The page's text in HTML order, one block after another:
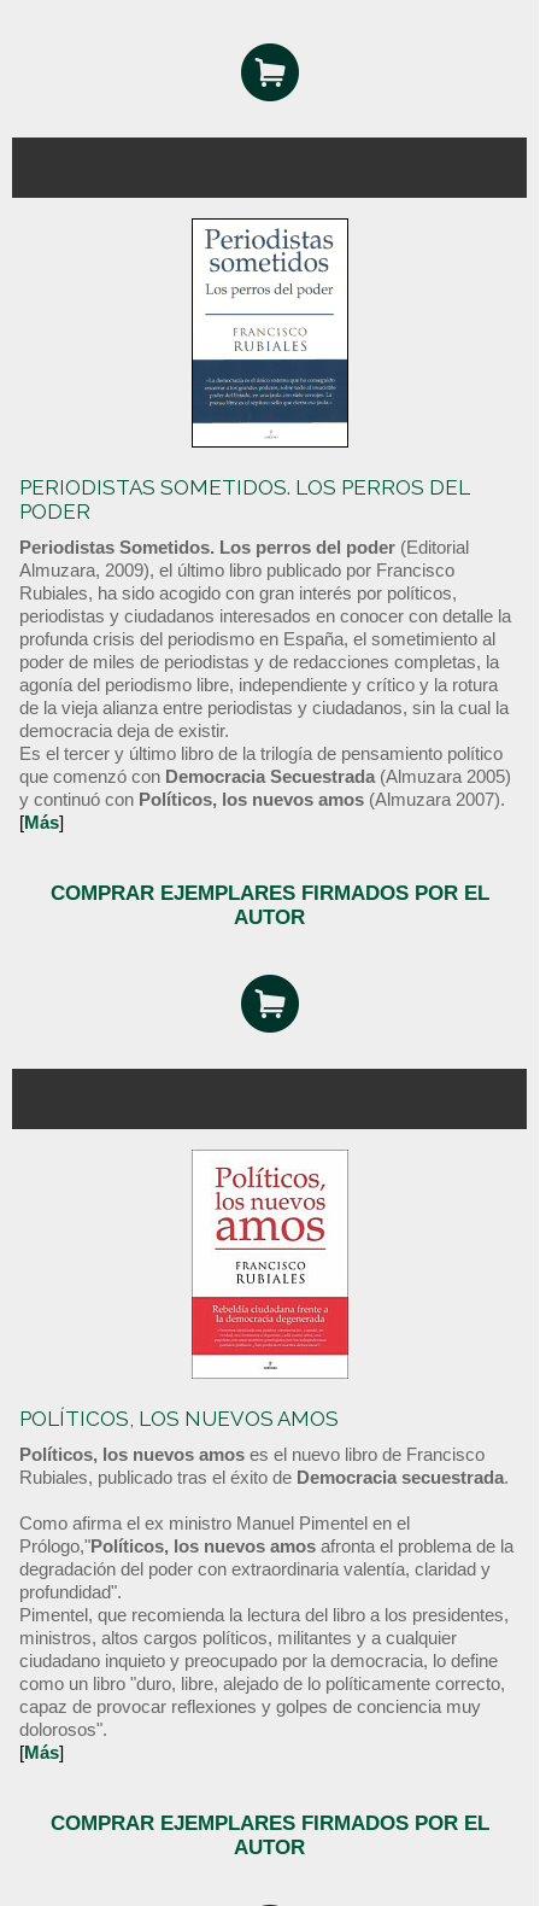
PERIODISTAS SOMETIDOS. LOS PERROS DEL
PODER
Periodistas Sometidos. Los perros del poder (Editorial
Almuzara, 2009), el último libro publicado por Francisco
Rubiales, ha sido acogido con gran interés por políticos,
periodistas y ciudadanos interesados en conocer con detalle la
profunda crisis del periodismo en España, el sometimiento al
poder de miles de periodistas y de redacciones completas, la
agonía del periodismo libre, independiente y crítico y la rotura
de la vieja alianza entre periodistas y ciudadanos, sin la cual la
democracia deja de existir.
Es el tercer y último libro de la trilogía de pensamiento político
que comenzó con Democracia Secuestrada (Almuzara 2005)
y continuó con Políticos, los nuevos amos (Almuzara 2007).
[Más]
COMPRAR EJEMPLARES FIRMADOS POR EL
AUTOR
POLÍTICOS, LOS NUEVOS AMOS
Políticos, los nuevos amos es el nuevo libro de Francisco
Rubiales, publicado tras el éxito de Democracia secuestrada.
Como afirma el ex ministro Manuel Pimentel en el
Prólogo,"Políticos, los nuevos amos afronta el problema de la
degradación del poder con extraordinaria valentía, claridad y
profundidad".
Pimentel, que recomienda la lectura del libro a los presidentes,
ministros, altos cargos políticos, militantes y a cualquier
ciudadano inquieto y preocupado por la democracia, lo define
como un libro "duro, libre, alejado de lo políticamente correcto,
capaz de provocar reflexiones y golpes de conciencia muy
dolorosos".
[Más]
COMPRAR EJEMPLARES FIRMADOS POR EL
AUTOR